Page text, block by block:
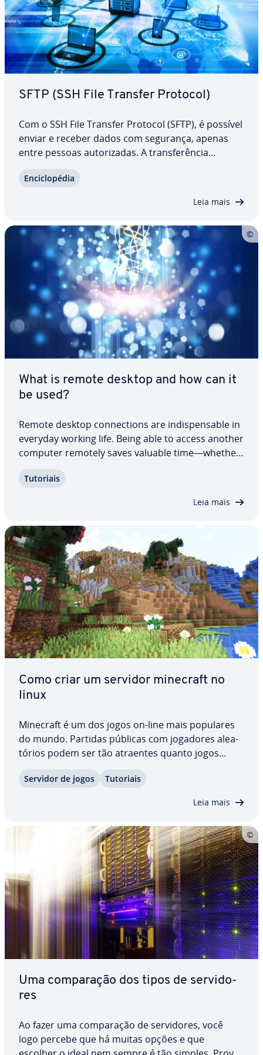
SFTP (SSH File Transfer Protocol)
Com o SSH File Transfer Protocol (SFTP), é possível
enviar e receber dados com segurança, apenas
entre pessoas au­to­ri­za­das. A trans­fe­rên­cia
conexão crip­to­gra­fada pela internet. O File
En­ci­clo­pé­dia
Leia mais
What is remote desktop and how can it
be used?
Remote desktop con­nec­ti­ons are in­dis­pen­sa­ble in
everyday working life. Being able to access another
computer remotely saves valuable time—whether
working from home. With remote desktop te­ch­no­
Tutoriais
Leia mais
Como criar um servidor minecraft no
linux
Minecraft é um dos jogos on-line mais populares
do mundo. Partidas públicas com jogadores ale­a­
tó­rios podem ser tão atraentes quanto jogos
máxima liberdade, o ideal é usar seu próprio
Servidor de jogos Tutoriais
Leia mais
Uma com­pa­ra­ção dos tipos de ser­vi­do­
res
Ao fazer uma com­pa­ra­ção de ser­vi­do­res, você
logo percebe que há muitas opções e que